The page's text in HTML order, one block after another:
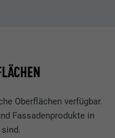
Oberflächen verfügbar.
Fassadenprodukte in